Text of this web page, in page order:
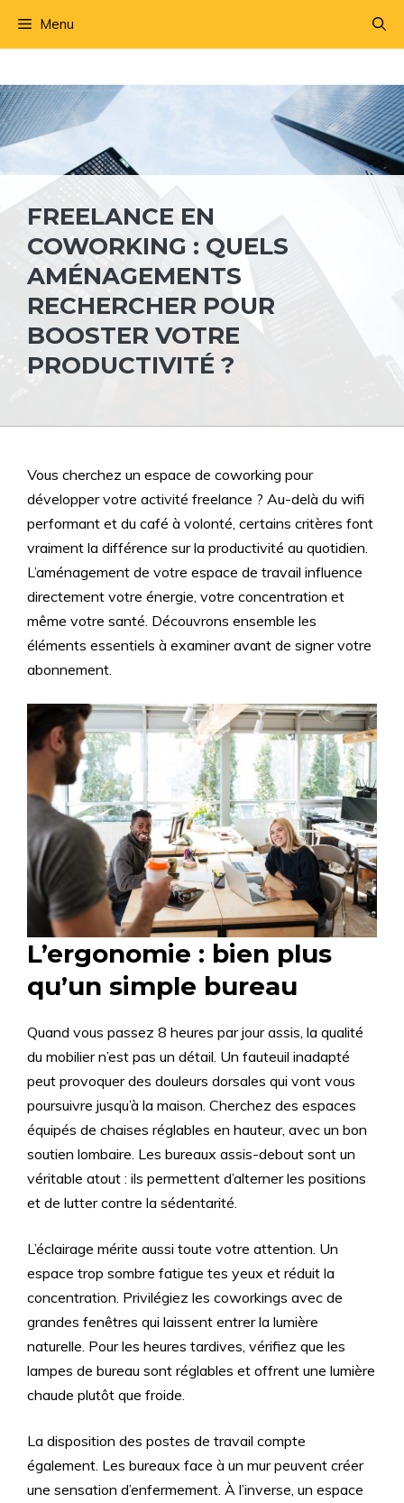
Menu
FREELANCE EN
COWORKING : QUELS
AMÉNAGEMENTS
RECHERCHER POUR
BOOSTER VOTRE
PRODUCTIVITÉ ?
Vous cherchez un espace de coworking pour
développer votre activité freelance ? Au-delà du wifi
performant et du café à volonté, certains critères font
vraiment la différence sur la productivité au quotidien.
L’aménagement de votre espace de travail influence
directement votre énergie, votre concentration et
même votre santé. Découvrons ensemble les
éléments essentiels à examiner avant de signer votre
abonnement.
L’ergonomie : bien plus
qu’un simple bureau
Quand vous passez 8 heures par jour assis, la qualité
du mobilier n’est pas un détail. Un fauteuil inadapté
peut provoquer des douleurs dorsales qui vont vous
poursuivre jusqu’à la maison. Cherchez des espaces
équipés de chaises réglables en hauteur, avec un bon
soutien lombaire. Les bureaux assis-debout sont un
véritable atout : ils permettent d’alterner les positions
et de lutter contre la sédentarité.
L’éclairage mérite aussi toute votre attention. Un
espace trop sombre fatigue tes yeux et réduit la
concentration. Privilégiez les coworkings avec de
grandes fenêtres qui laissent entrer la lumière
naturelle. Pour les heures tardives, vérifiez que les
lampes de bureau sont réglables et offrent une lumière
chaude plutôt que froide.
La disposition des postes de travail compte
également. Les bureaux face à un mur peuvent créer
une sensation d’enfermement. À l’inverse, un espace